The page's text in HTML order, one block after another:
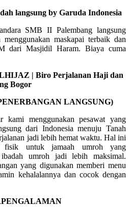
langsung by Garuda Indonesia
SMB II Palembang langsung
maskapai terbaik dan
dari Masjidil Haram. Biaya cuma
| Biro Perjalanan Haji dan
Bogor
LANGSUNG)
kami menggunakan pesawat yang
dari Indonesia menuju Tanah
jadi lebih hemat waktu. Hal ini
fisik untuk jamaah umroh yang
ibadah umroh jadi lebih maksimal.
yang digunakan memberi menu
kehalalannya dan cocok dengan